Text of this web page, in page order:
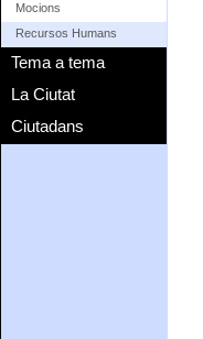
Mocions
Recursos Humans
Tema a tema
La Ciutat
Ciutadans